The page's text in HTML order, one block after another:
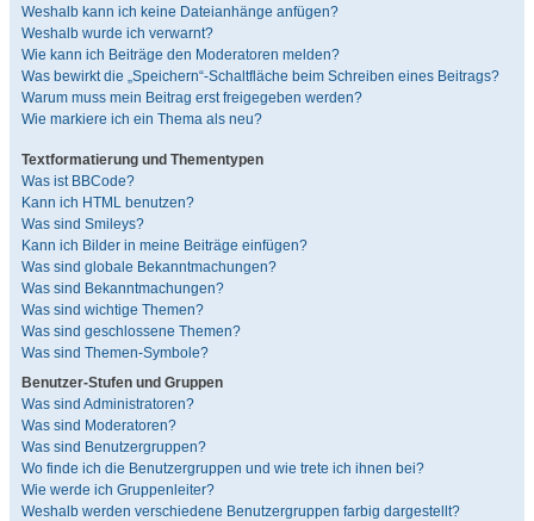
Weshalb kann ich keine Dateianhänge anfügen?
Weshalb wurde ich verwarnt?
Wie kann ich Beiträge den Moderatoren melden?
Was bewirkt die „Speichern“-Schaltfläche beim Schreiben eines Beitrags?
Warum muss mein Beitrag erst freigegeben werden?
Wie markiere ich ein Thema als neu?
Textformatierung und Thementypen
Was ist BBCode?
Kann ich HTML benutzen?
Was sind Smileys?
Kann ich Bilder in meine Beiträge einfügen?
Was sind globale Bekanntmachungen?
Was sind Bekanntmachungen?
Was sind wichtige Themen?
Was sind geschlossene Themen?
Was sind Themen-Symbole?
Benutzer-Stufen und Gruppen
Was sind Administratoren?
Was sind Moderatoren?
Was sind Benutzergruppen?
Wo finde ich die Benutzergruppen und wie trete ich ihnen bei?
Wie werde ich Gruppenleiter?
Weshalb werden verschiedene Benutzergruppen farbig dargestellt?